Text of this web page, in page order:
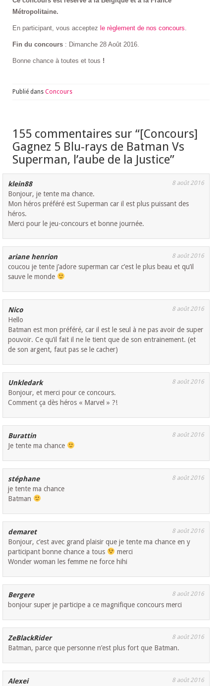
Métropolitaine.
En participant, vous acceptez le règlement de nos concours.
Fin du concours : Dimanche 28 Août 2016.
Bonne chance à toutes et tous !
Publié dans Concours
155 commentaires sur “[Concours]
Gagnez 5 Blu-rays de Batman Vs
Superman, l’aube de la Justice”
klein88 8 août 2016
Bonjour, je tente ma chance.
Mon héros préféré est Superman car il est plus puissant des
héros.
Merci pour le jeu-concours et bonne journée.
ariane henrion 8 août 2016
coucou je tente j’adore superman car c’est le plus beau et qu’il
sauve le monde
Nico 8 août 2016
Hello
Batman est mon préféré, car il est le seul à ne pas avoir de super
pouvoir. Ce qu’il fait il ne le tient que de son entrainement. (et
de son argent, faut pas se le cacher)
Unkledark 8 août 2016
Bonjour, et merci pour ce concours.
Comment ça dès héros « Marvel » ?!
Burattin 8 août 2016
Je tente ma chance
stéphane 8 août 2016
je tente ma chance
Batman
demaret 8 août 2016
Bonjour, c’est avec grand plaisir que je tente ma chance en y
participant bonne chance a tous
merci
Wonder woman les femme ne force hihi
Bergere 8 août 2016
bonjour super je participe a ce magnifique concours merci
ZeBlackRider 8 août 2016
Batman, parce que personne n’est plus fort que Batman.
Alexei 8 août 2016